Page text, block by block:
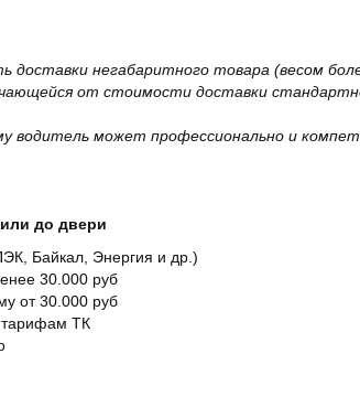
негабаритного товара (весом
от стоимости доставки
водитель может профессионально и
до двери
Байкал, Энергия и др.)
30.000 руб
от 30.000 руб
тарифам ТК